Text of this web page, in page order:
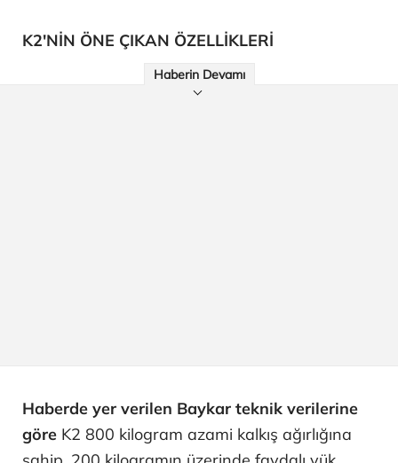
K2'NİN ÖNE ÇIKAN ÖZELLİKLERİ
Haberin Devamı
Haberde yer verilen Baykar teknik verilerine
göre K2 800 kilogram azami kalkış ağırlığına